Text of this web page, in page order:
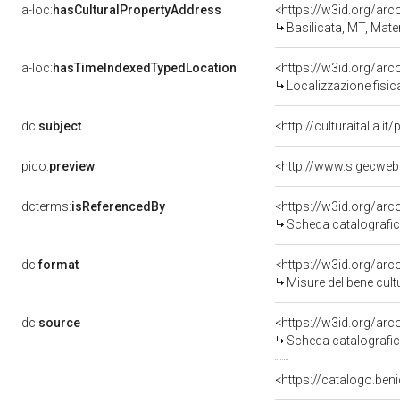
a-loc:hasCulturalPropertyAddress
<https://w3id.org/
Basilicata, MT,
a-loc:hasTimeIndexedTypedLocation
<https://w3id.org/
Localizzazione
dc:subject <http://culturaitalia.it/
pico:preview <http://
dcterms:isReferencedBy
<https://w3id.org/
Scheda
dc:format
<https://w3id.org/
Misure del bene
dc:source
<https://w3id.org/
Scheda
<https://